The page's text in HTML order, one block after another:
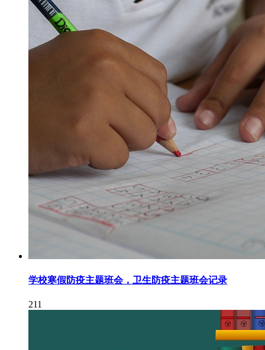
学校寒假防疫主题班会，卫生防疫主题班会记录
211